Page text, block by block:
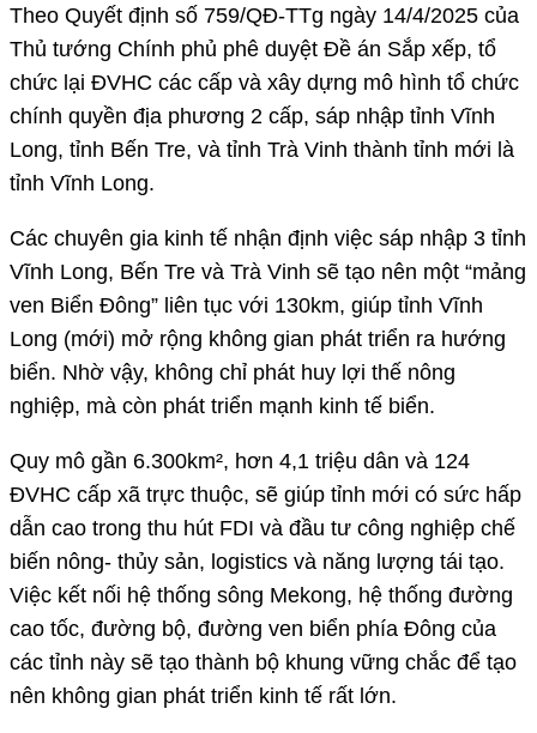
Theo Quyết định số 759/QĐ-TTg ngày 14/4/2025 của
Thủ tướng Chính phủ phê duyệt Đề án Sắp xếp, tổ
chức lại ĐVHC các cấp và xây dựng mô hình tổ chức
chính quyền địa phương 2 cấp, sáp nhập tỉnh Vĩnh
Long, tỉnh Bến Tre, và tỉnh Trà Vinh thành tỉnh mới là
tỉnh Vĩnh Long.
Các chuyên gia kinh tế nhận định việc sáp nhập 3 tỉnh
Vĩnh Long, Bến Tre và Trà Vinh sẽ tạo nên một “mảng
ven Biển Đông” liên tục với 130km, giúp tỉnh Vĩnh
Long (mới) mở rộng không gian phát triển ra hướng
biển. Nhờ vậy, không chỉ phát huy lợi thế nông
nghiệp, mà còn phát triển mạnh kinh tế biển.
Quy mô gần 6.300km², hơn 4,1 triệu dân và 124
ĐVHC cấp xã trực thuộc, sẽ giúp tỉnh mới có sức hấp
dẫn cao trong thu hút FDI và đầu tư công nghiệp chế
biến nông- thủy sản, logistics và năng lượng tái tạo.
Việc kết nối hệ thống sông Mekong, hệ thống đường
cao tốc, đường bộ, đường ven biển phía Đông của
các tỉnh này sẽ tạo thành bộ khung vững chắc để tạo
nên không gian phát triển kinh tế rất lớn.